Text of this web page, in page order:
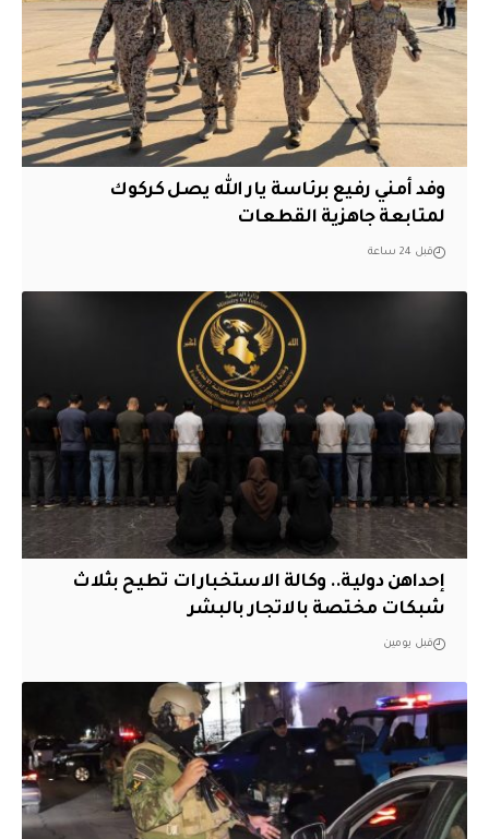
وفد أمني رفيع برئاسة يار الله يصل كركوك
لمتابعة جاهزية القطعات
قبل 24 ساعة
إحداهن دولية.. وكالة الاستخبارات تطيح بثلاث
شبكات مختصة بالاتجار بالبشر
قبل يومين